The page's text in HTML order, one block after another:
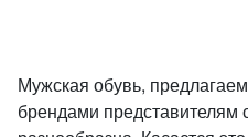
Мужская обувь,
брендами представителям